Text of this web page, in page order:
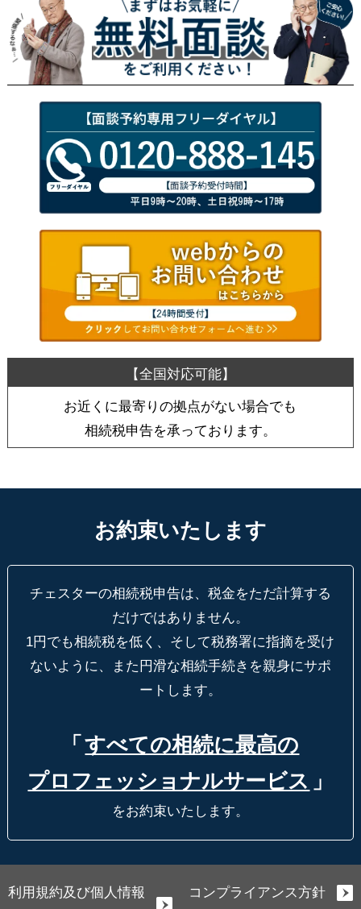
お近くに最寄りの拠点がない場合でも
相続税申告を承っております。
お約束いたします
チェスターの相続税申告は、税金をただ計算する
だけではありません。
1円でも相続税を低く、そして税務署に指摘を受け
ないように、
また円滑な相続手続きを親身にサポ
ートします。
「 すべての相続に最高の
プロフェッショナルサービス 」
をお約束いたします。
利用規約及び個人情報 コンプライアンス方針